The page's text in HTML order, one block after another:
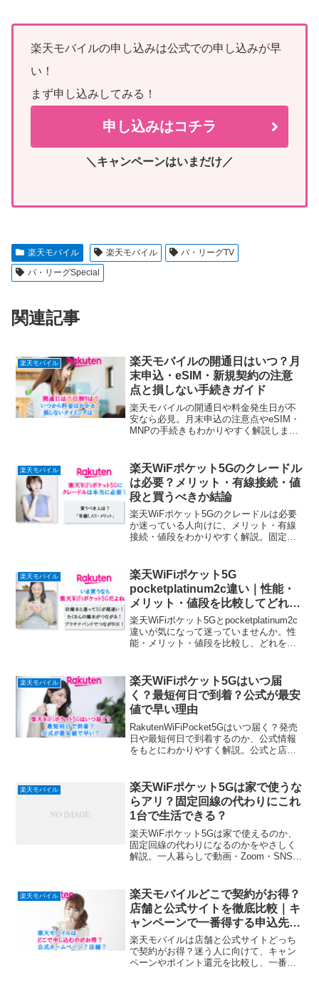
楽天モバイルの申し込みは公式での申し込みが早
い！
まず申し込みしてみる！
申し込みはコチラ
＼キャンペーンはいまだけ／
楽天モバイル 楽天モバイル
パ・リーグTV
パ・リーグSpecial
関連記事
楽天モバイル
楽天モバイルの開通日はいつ？月
末申込・eSIM・新規契約の注意
点と損しない手続きガイド
楽天モバイルの開通日や料金発生日が不
安なら必見。月末申込の注意点やeSIM・
MNPの手続きもわかりやすく解説しま
楽天モバイル
楽天WiFポケット5Gのクレードル
は必要？メリット・有線接続・値
段と買うべきか結論
楽天WiFポケット5Gのクレードルは必要
か迷っている人向けに、メリット・有線
接続・値段をわかりやすく解説。固定回
楽天モバイル
楽天WiFiポケット5G
pocketplatinum2c違い｜性能・
メリット・値段を比較してどれを
選ぶ？後悔しない結論
楽天WiFiポケット5Gとpocketplatinum2c
違いが気になって迷っていませんか。性
能・メリット・値段を比較し、どれを選
楽天モバイル
楽天WiFiポケット5Gはいつ届
く？最短何日で到着？公式が最安
値で早い理由
RakutenWiFiPocket5Gはいつ届く？発売
日や最短何日で到着するのか、公式情報
をもとにわかりやすく解説。公式と店舗
楽天モバイル
楽天WiFポケット5Gは家で使うな
らアリ？固定回線の代わりにこれ
1台で生活できる？
楽天WiFポケット5Gは家で使えるのか、
固定回線の代わりになるのかをやさしく
解説。一人暮らしで動画・Zoom・SNS中
まとめました。
楽天モバイル
楽天モバイルどこで契約がお得？
店舗と公式サイトを徹底比較｜キ
ャンペーンで一番得する申込先
は？
楽天モバイルは店舗と公式サイトどっち
で契約がお得？迷う人に向けて、キャン
ペーンやポイント還元を比較し、一番損